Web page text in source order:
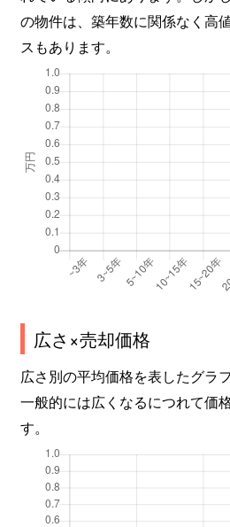
の物件は、築年数に関係なく高
スもあります。
広さ×売却価格
広さ別の平均価格を表したグラフ
一般的には広くなるにつれて価
す。